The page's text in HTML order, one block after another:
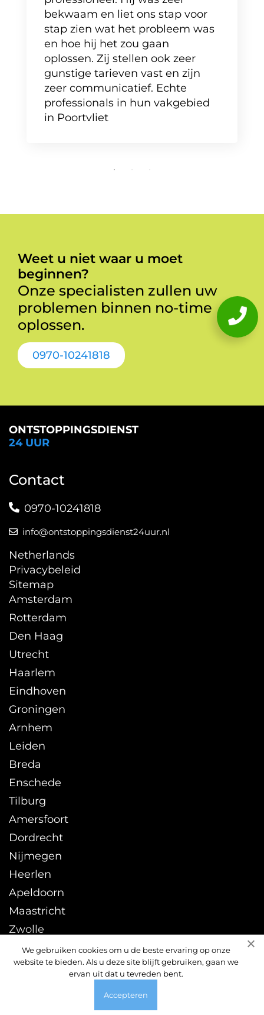
bekwaam en liet ons stap voor
stap zien wat het probleem was
en hoe hij het zou gaan
oplossen. Zij stellen ook zeer
gunstige tarieven vast en zijn
zeer communicatief. Echte
professionals in hun vakgebied
in Poortvliet
We gebruiken cookies om u de beste ervaring op onze
website te bieden. Als u deze site blijft gebruiken, gaan we
ervan uit dat u tevreden bent.
Accepteren
Weet u niet waar u moet
beginnen?
Onze specialisten zullen uw
problemen binnen no-time
oplossen.
0970-10241818
ONTSTOPPINGSDIENST
24 UUR
Contact
0970-10241818
info@ontstoppingsdienst24uur.nl
Netherlands
Privacybeleid
Sitemap
Amsterdam
Rotterdam
Den Haag
Utrecht
Haarlem
Eindhoven
Groningen
Arnhem
Leiden
Breda
Enschede
Tilburg
Amersfoort
Dordrecht
Nijmegen
Heerlen
Apeldoorn
Maastricht
Zwolle
Leeuwarden
Sittard